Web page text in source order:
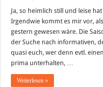
Ja, so heimlich still und leise
Irgendwie kommt es mir vor,
gestern gewesen wäre. Die
der Suche nach informativen,
quasi euch, wer denn evtl.
prima unterhalten, …
Weiterlesen »